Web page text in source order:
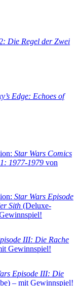
Die Regel der Zwei
Edge: Echoes of
Star Wars Comics
1977-1979 von
Star Wars Episode
Sith (Deluxe-
III: Die Rache
Gewinnspiel!
Episode III: Die
– mit Gewinnspiel!